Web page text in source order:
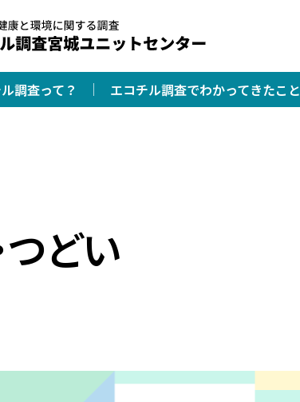
調査って？ エコチル調査でわかってきたこと
つどい